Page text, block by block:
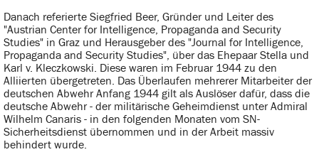
Danach referierte Siegfried Beer, Gründer und Leiter des
"Austrian Center for Intelligence, Propaganda and Security
Studies" in Graz und Herausgeber des "Journal for Intelligence,
Propaganda and Security Studies", über das Ehepaar Stella und
Karl v. Kleczkowski. Diese waren im Februar 1944 zu den
Alliierten übergetreten. Das Überlaufen mehrerer Mitarbeiter der
deutschen Abwehr Anfang 1944 gilt als Auslöser dafür, dass die
deutsche Abwehr - der militärische Geheimdienst unter Admiral
Wilhelm Canaris - in den folgenden Monaten vom SN-
Sicherheitsdienst übernommen und in der Arbeit massiv
behindert wurde.